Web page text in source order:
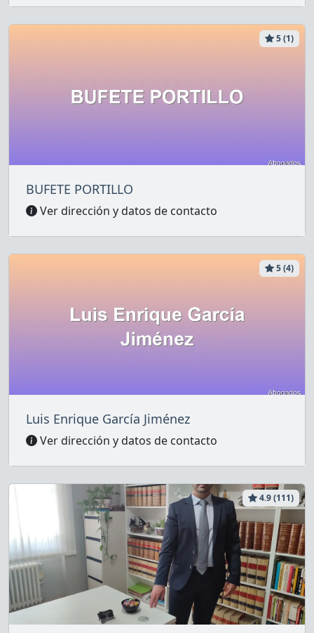
5 (1)
BUFETE PORTILLO
Ver dirección y datos de contacto
5 (4)
Luis Enrique García Jiménez
Ver dirección y datos de contacto
4.9 (111)